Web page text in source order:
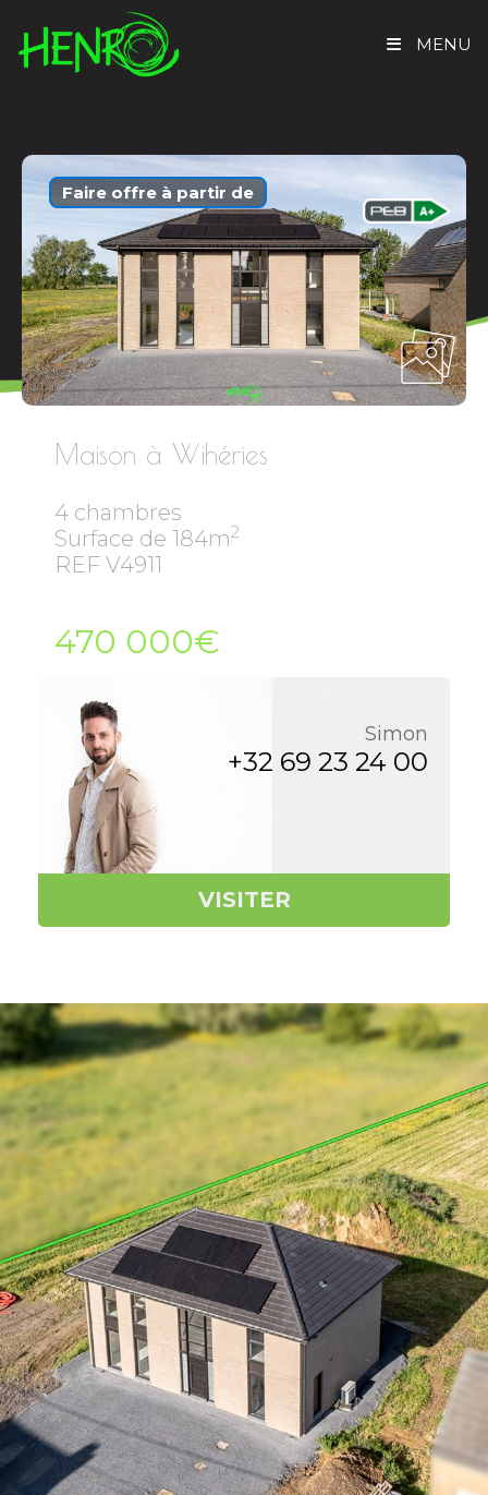
MENU
TROUVER UN BIEN
EVALUATION GRATUITE
HENRO IMMO
CONTACT
Faire offre à partir de
Maison à Wihéries
4 chambres
Surface de 184m2
REF V4911
470 000€
Simon
+32 69 23 24 00
VISITER